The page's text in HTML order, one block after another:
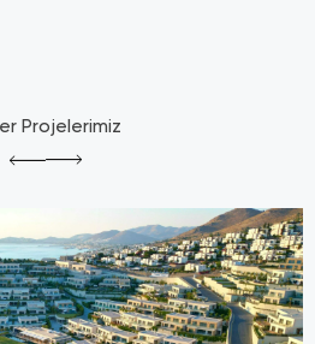
Projelerimiz